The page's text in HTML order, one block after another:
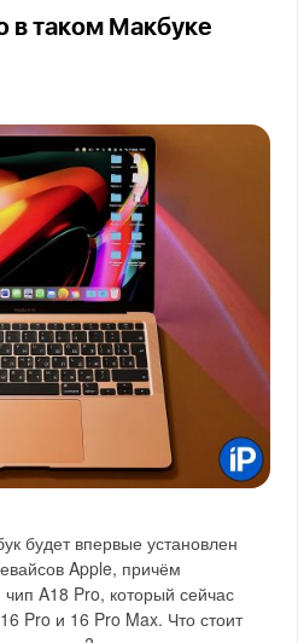
в таком Макбуке
будет впервые установлен
Apple, причём
A18 Pro, который сейчас
Pro и 16 Pro Max. Что стоит